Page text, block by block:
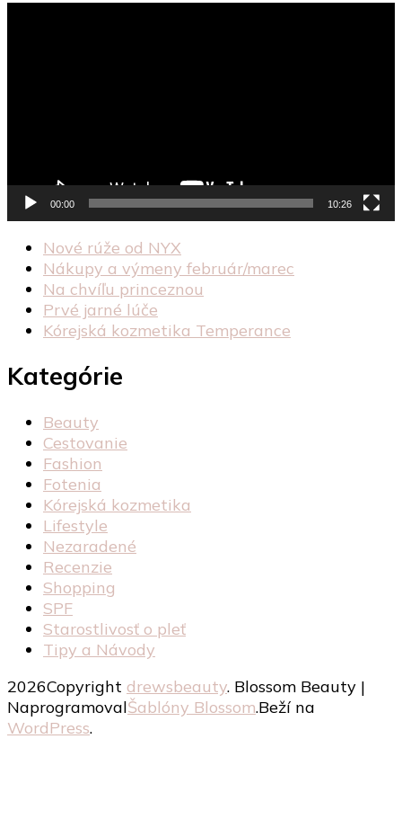
00:00 10:26
Nové rúže od NYX
Nákupy a výmeny február/marec
Na chvíľu princeznou
Prvé jarné lúče
Kórejská kozmetika Temperance
Kategórie
Beauty
Cestovanie
Fashion
Fotenia
Kórejská kozmetika
Lifestyle
Nezaradené
Recenzie
Shopping
SPF
Starostlivosť o pleť
Tipy a Návody
2026Copyright drewsbeauty. Blossom Beauty |
NaprogramovalŠablóny Blossom.Beží na
WordPress.